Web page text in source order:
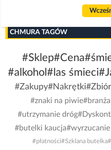
CHMURA TAGÓW
#Sklep#Cena
#alkohol #las śmieci
#Zakupy#Nakrętki
#znaki na piwie
#utrzymanie dróg
#butelki kaucja#wyrzucanie
#płatności#Szklana butelka